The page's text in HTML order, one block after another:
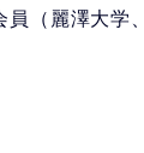
（麗澤大学